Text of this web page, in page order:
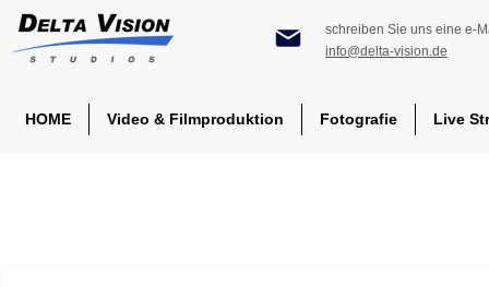
schreiben Sie uns eine e-
info@delta-vision.de
HOME Video & Filmproduktion Fotografie Live